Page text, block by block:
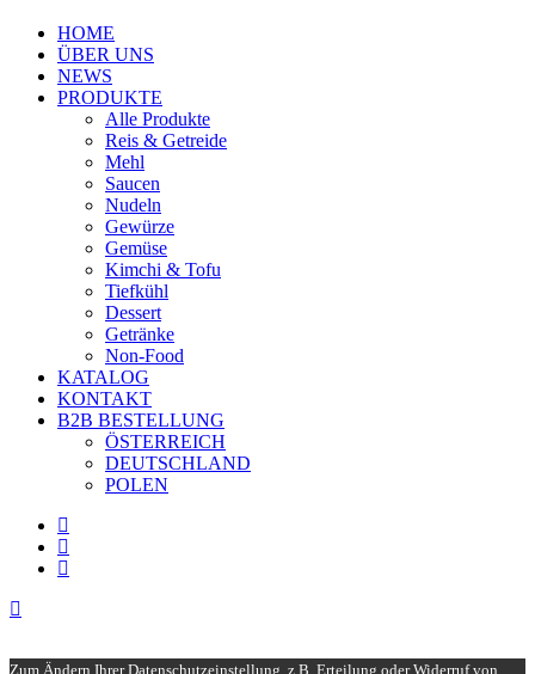
Close
Menu
HOME
ÜBER UNS
NEWS
PRODUKTE
Alle Produkte
Reis & Getreide
Mehl
Saucen
Nudeln
Gewürze
Gemüse
Kimchi & Tofu
Tiefkühl
Dessert
Getränke
Non-Food
KATALOG
KONTAKT
B2B BESTELLUNG
ÖSTERREICH
DEUTSCHLAND
POLEN
Zum Ändern Ihrer Datenschutzeinstellung, z.B. Erteilung oder Widerruf von